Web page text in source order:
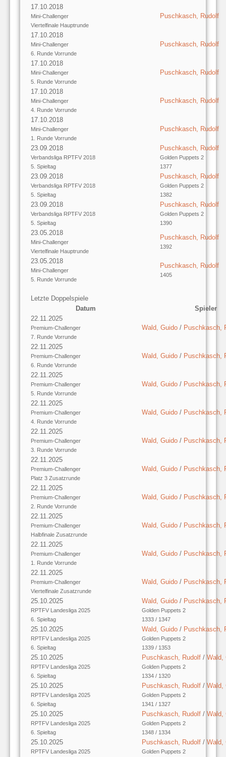
17.10.2018
Mini-Challenger
Viertelfinale Hauptrunde
Puschkasch, Rudolf
17.10.2018
Mini-Challenger
6. Runde Vorrunde
Puschkasch, Rudolf
17.10.2018
Mini-Challenger
5. Runde Vorrunde
Puschkasch, Rudolf
17.10.2018
Mini-Challenger
4. Runde Vorrunde
Puschkasch, Rudolf
17.10.2018
Mini-Challenger
1. Runde Vorrunde
Puschkasch, Rudolf
23.09.2018
Verbandsliga RPTFV 2018
5. Spieltag
Puschkasch, Rudolf
Golden Puppets 2
1377
23.09.2018
Verbandsliga RPTFV 2018
5. Spieltag
Puschkasch, Rudolf
Golden Puppets 2
1382
23.09.2018
Verbandsliga RPTFV 2018
5. Spieltag
Puschkasch, Rudolf
Golden Puppets 2
1390
23.05.2018
Mini-Challenger
Viertelfinale Hauptrunde
Puschkasch, Rudolf
1392
23.05.2018
Mini-Challenger
5. Runde Vorrunde
Puschkasch, Rudolf
1405
Letzte Doppelspiele
Datum
Spieler
22.11.2025
Premium-Challenger
7. Runde Vorrunde
Wald, Guido / Puschkasch,
22.11.2025
Premium-Challenger
6. Runde Vorrunde
Wald, Guido / Puschkasch,
22.11.2025
Premium-Challenger
5. Runde Vorrunde
Wald, Guido / Puschkasch,
22.11.2025
Premium-Challenger
4. Runde Vorrunde
Wald, Guido / Puschkasch,
22.11.2025
Premium-Challenger
3. Runde Vorrunde
Wald, Guido / Puschkasch,
22.11.2025
Premium-Challenger
Platz 3 Zusatzrunde
Wald, Guido / Puschkasch,
22.11.2025
Premium-Challenger
2. Runde Vorrunde
Wald, Guido / Puschkasch,
22.11.2025
Premium-Challenger
Halbfinale Zusatzrunde
Wald, Guido / Puschkasch,
22.11.2025
Premium-Challenger
1. Runde Vorrunde
Wald, Guido / Puschkasch,
22.11.2025
Premium-Challenger
Viertelfinale Zusatzrunde
Wald, Guido / Puschkasch,
25.10.2025
RPTFV Landesliga 2025
6. Spieltag
Wald, Guido / Puschkasch,
Golden Puppets 2
1333 / 1347
25.10.2025
RPTFV Landesliga 2025
6. Spieltag
Wald, Guido / Puschkasch,
Golden Puppets 2
1339 / 1353
25.10.2025
RPTFV Landesliga 2025
6. Spieltag
Puschkasch, Rudolf / Wald,
Golden Puppets 2
1334 / 1320
25.10.2025
RPTFV Landesliga 2025
6. Spieltag
Puschkasch, Rudolf / Wald,
Golden Puppets 2
1341 / 1327
25.10.2025
RPTFV Landesliga 2025
6. Spieltag
Puschkasch, Rudolf / Wald,
Golden Puppets 2
1348 / 1334
25.10.2025
RPTFV Landesliga 2025
Puschkasch, Rudolf / Wald,
Golden Puppets 2